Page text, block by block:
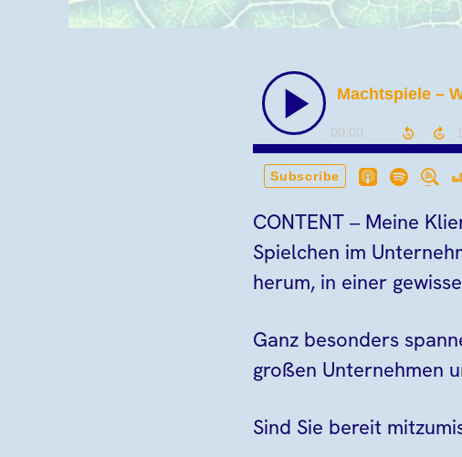
CONTENT – Meine
Spielchen im
herum, in einer
Ganz besonders
großen Unternehmen
Sind Sie bereit